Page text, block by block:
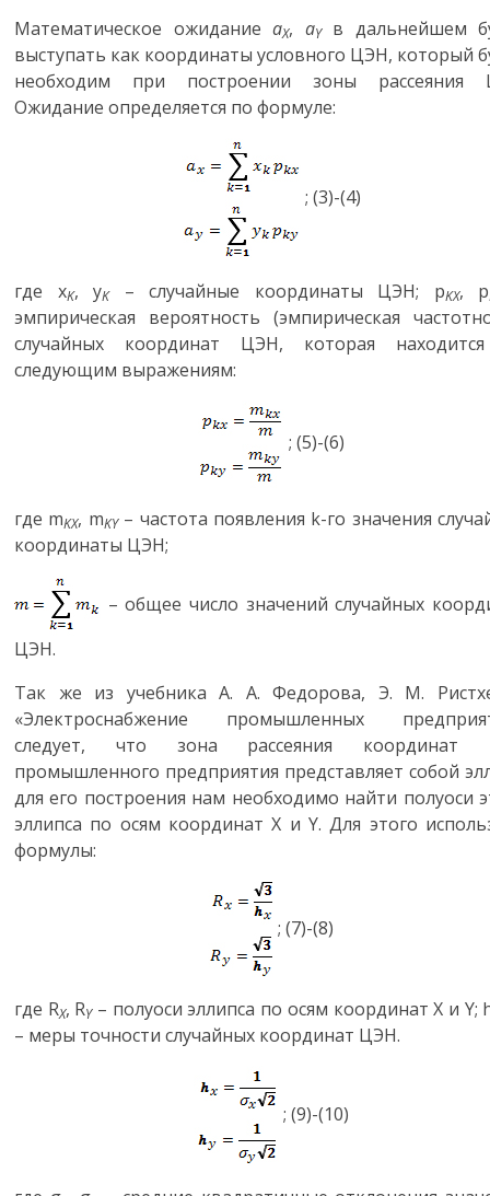
Математическое ожидание aX, aYв дальнейшем
выступать как координаты условного ЦЭН, который
необходим при построении зоны рассеяния
Ожидание определяется по формуле:
; (3)-(4)
где xK,yK– случайные координаты ЦЭН; pKX, p
эмпирическая вероятность (эмпирическая
случайных координат ЦЭН, которая
следующим выражениям:
; (5)-(6)
где mKX, mKY– частота появления k-го значения
координаты ЦЭН;
– общее число значений случайных
ЦЭН.
Так же из учебника А. А. Федорова, Э. М.
«Электроснабжение промышленных
следует, что зона рассеяния координат
промышленного предприятия представляет собой
для его построения нам необходимо найти полуоси
эллипса по осям координатX иY. Для этого
формулы:
; (7)-(8)
где RX, RY – полуоси эллипса по осям координатX и Y;
– меры точности случайных координат ЦЭН.
; (9)-(10)